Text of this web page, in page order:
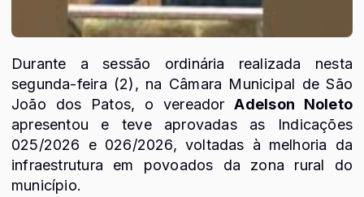
Durante a sessão ordinária realizada nesta
segunda-feira (2), na Câmara Municipal deSão
João dos Patos, o vereadorAdelson Noleto
apresentou e teve aprovadas as Indicações
025/2026 e 026/2026, voltadas à melhoria da
infraestrutura em povoados da zona rural do
município.